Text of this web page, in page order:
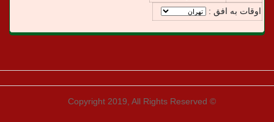
اوقات به افق :
© Copyright 2019, All Rights Reserved